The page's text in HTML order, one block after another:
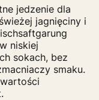
jedzenie dla
jagnięciny i
niskiej
sokach, bez
smaku.